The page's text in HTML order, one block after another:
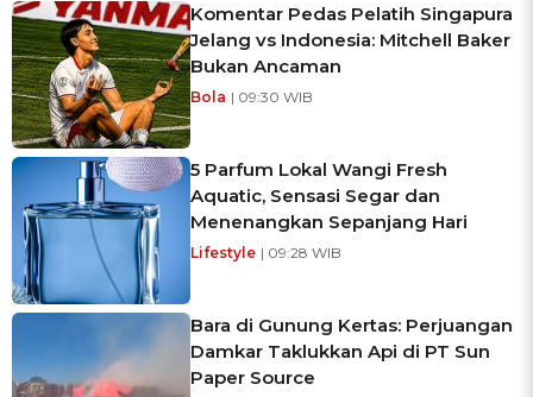
Komentar Pedas Pelatih Singapura
Jelang vs Indonesia: Mitchell Baker
Bukan Ancaman
Bola | 09:30 WIB
5 Parfum Lokal Wangi Fresh
Aquatic, Sensasi Segar dan
Menenangkan Sepanjang Hari
Lifestyle | 09:28 WIB
Bara di Gunung Kertas: Perjuangan
Damkar Taklukkan Api di PT Sun
Paper Source